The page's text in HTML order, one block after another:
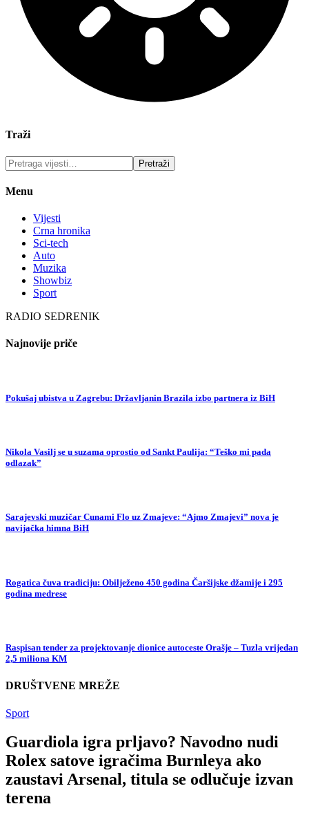
Traži
Menu
Vijesti
Crna hronika
Sci-tech
Auto
Muzika
Showbiz
Sport
RADIO SEDRENIK
Najnovije priče
Pokušaj ubistva u Zagrebu: Državljanin Brazila izbo partnera iz BiH
Nikola Vasilj se u suzama oprostio od Sankt Paulija: “Teško mi pada
odlazak”
Sarajevski muzičar Cunami Flo uz Zmajeve: “Ajmo Zmajevi” nova je
navijačka himna BiH
Rogatica čuva tradiciju: Obilježeno 450 godina Čaršijske džamije i 295
godina medrese
Raspisan tender za projektovanje dionice autoceste Orašje – Tuzla vrijedan
2,5 miliona KM
DRUŠTVENE MREŽE
Sport
Guardiola igra prljavo? Navodno nudi
Rolex satove igračima Burnleya ako
zaustavi Arsenal, titula se odlučuje izvan
terena